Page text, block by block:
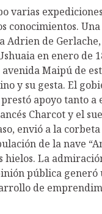
varias
conocimientos.
Adrien de
en enero de
Maipú de
y su gesta. El
apoyo tanto a
Charcot y el
envió a la
de la nave
hielos. La
pública generó
de